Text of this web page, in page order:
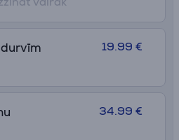
19.99 €
34.99 €